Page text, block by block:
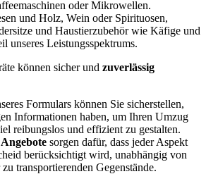
oder Mikrowellen.
und Holz, Wein oder Spirituosen,
und Haustierzubehör wie Käfige und
unseres Leistungsspektrums.
können sicher und zuverlässig
Formulars können Sie sicherstellen,
Informationen haben, um Ihren Umzug
reibungslos und effizient zu gestalten.
sorgen dafür, dass jeder Aspekt
berücksichtigt wird, unabhängig von
transportierenden Gegenstände.